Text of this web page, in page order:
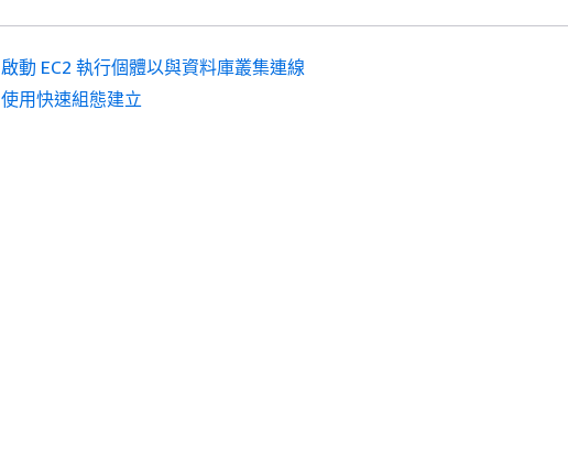
啟動 EC2 執行個體以與資料庫叢集連線
使用快速組態建立